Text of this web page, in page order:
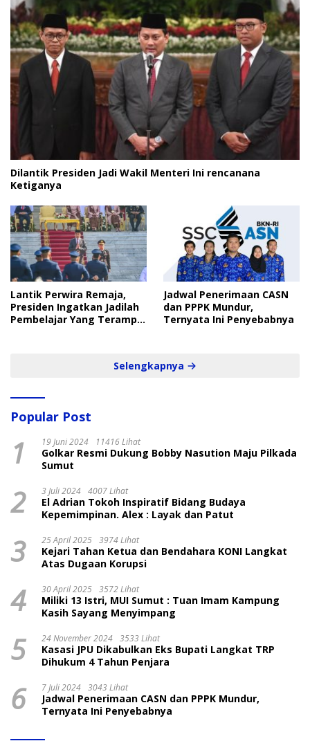
Dilantik Presiden Jadi Wakil Menteri Ini rencanana
Ketiganya
Lantik Perwira Remaja,
Presiden Ingatkan Jadilah
Pembelajar Yang Terampil
Jadwal Penerimaan CASN
dan PPPK Mundur,
Ternyata Ini Penyebabnya
Selengkapnya
Popular Post
1 19 Juni 2024 11416 Lihat
Golkar Resmi Dukung Bobby Nasution Maju Pilkada
Sumut
2 3 Juli 2024 4007 Lihat
El Adrian Tokoh Inspiratif Bidang Budaya
Kepemimpinan. Alex : Layak dan Patut
3 25 April 2025 3974 Lihat
Kejari Tahan Ketua dan Bendahara KONI Langkat
Atas Dugaan Korupsi
4 30 April 2025 3572 Lihat
Miliki 13 Istri, MUI Sumut : Tuan Imam Kampung
Kasih Sayang Menyimpang
5 24 November 2024 3533 Lihat
Kasasi JPU Dikabulkan Eks Bupati Langkat TRP
Dihukum 4 Tahun Penjara
6 7 Juli 2024 3043 Lihat
Jadwal Penerimaan CASN dan PPPK Mundur,
Ternyata Ini Penyebabnya